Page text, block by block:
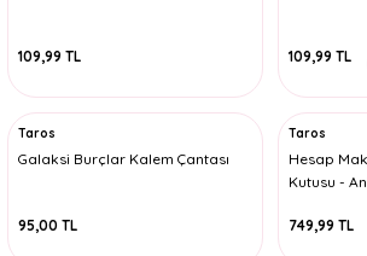
109,99 TL 109,99 TL
Taros
Galaksi Burçlar Kalem Çantası
95,00 TL
Taros
Hesap
Kutusu -
749,99 TL